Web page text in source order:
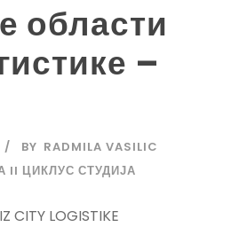
области
–
BY RADMILA VASILIC
ЦИКЛУС СТУДИЈА
CITY LOGISTIKE